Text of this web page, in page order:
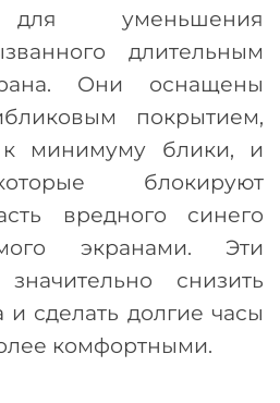
для уменьшения
длительным
Они оснащены
покрытием,
к минимуму блики, и
блокируют
вредного синего
экранами. Эти
снизить
и сделать долгие часы
комфортными.